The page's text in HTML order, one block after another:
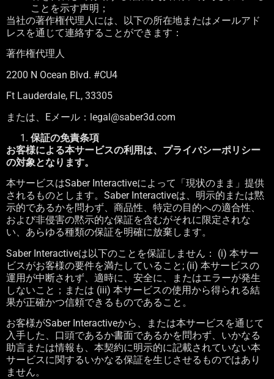
ことを示す声明；
当社の著作権代理人には、以下の所在地またはメールアド
レスを通じて連絡することができます：
著作権代理人
2200 N Ocean Blvd. #CU4
Ft Lauderdale, FL, 33305
または、 E メール： legal@saber3d.com
保証の免責条項
お客様による本サービスの利用は、プライバシーポリシー
の対象となります。
本サービスはSaber Interactiveによって「現状のまま」提供
されるものとします。 Saber Interactiveは、明示的または黙
示的であるかを問わず、商品性、特定の目的への適合性、
および非侵害の黙示的な保証を含むがそれに限定されな
い、あらゆる種類の保証を明確に放棄します。
Saber Interactiveは以下のことを保証しません： (i) 本サー
ビスがお客様の要件を満たしていること ; (ii) 本サービスの
運用が中断されず、適時に、安全に、またはエラーが発生
しないこと；または (iii) 本サービスの使用から得られる結
果が正確かつ信頼できるものであること。
お客様がSaber Interactiveから、または本サービスを通じて
入手した、口頭であるか書面であるかを問わず、いかなる
助言または情報も、本契約に明示的に記載されていない本
サービスに関するいかなる保証を生じさせるものではあり
ません。